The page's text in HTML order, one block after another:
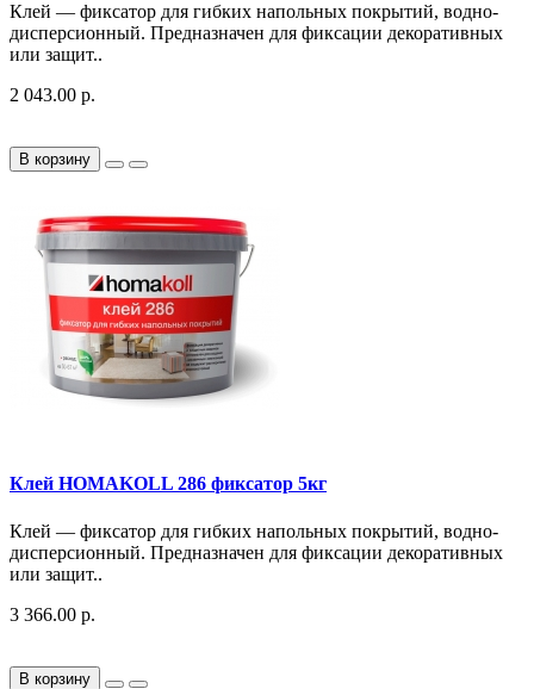
Клей — фиксатор для гибких напольных покрытий, водно-
дисперсионный​. Предназначен для фиксации декоративных
или защит..
2 043.00 р.
В корзину
Клей HOMAKOLL 286 фиксатор 5кг
Клей — фиксатор для гибких напольных покрытий, водно-
дисперсионный​. Предназначен для фиксации декоративных
или защит..
3 366.00 р.
В корзину